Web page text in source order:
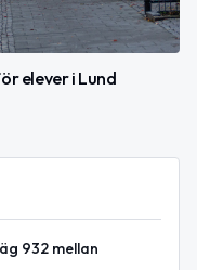
elever i Lund
932 mellan